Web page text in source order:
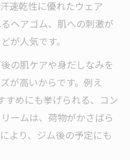
速乾性に優れたウェア
ヘアゴム、肌への刺激が
が人気です。
の肌ケアや身だしなみを
が高いからです。例え
すめにも挙げられる、コン
ームは、荷物がかさばら
より、ジム後の予定にも